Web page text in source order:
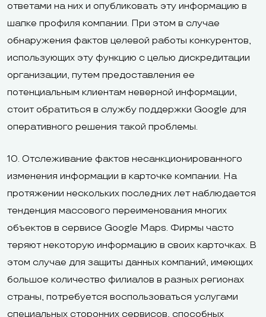
ответами на них и опубликовать эту информацию в
шапке профиля компании. При этом в случае
обнаружения фактов целевой работы конкурентов,
использующих эту функцию с целью дискредитации
организации, путем предоставления ее
потенциальным клиентам неверной информации,
стоит обратиться в службу поддержки Google для
оперативного решения такой проблемы.
10. Отслеживание фактов несанкционированного
изменения информации в карточке компании. На
протяжении нескольких последних лет наблюдается
тенденция массового переименования многих
объектов в сервисе Google Maps. Фирмы часто
теряют некоторую информацию в своих карточках. В
этом случае для защиты данных компаний, имеющих
большое количество филиалов в разных регионах
страны, потребуется воспользоваться услугами
специальных сторонних сервисов, способных